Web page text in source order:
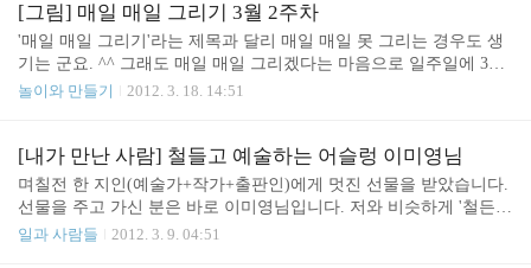
반납기계에 책을 올려 놓고 도서대출카드만 찍은면 끝! 반납도 마찬
가지 순서로 이루어 집니다. 저는 어린이책 코너에 가면 항상 부러운
것이 있으니 바로 이 독서 통장. 자신이 읽는 책들이 이곳에 빼곡하
안 만들어 주나요?'라고 물어 보려다가 아내가 말려서 참았습니다.
[그림] 매일 매일 그리기 3월 2주차
'매일 매일 그리기'라는 제목과 달리 매일 매일 못 그리는 경우도 생
기는 군요. ^^ 그래도 매일 매일 그리겠다는 마음으로 일주일에 3~4
장은 그립니다. 3월 2주차까지의 그림들 사연과 함께 소개합니다. 20
구공만큼 큰 먼지 뭉치가 나온다. 이 먼지가 전부 우리집에 있었단
말이냐? 다음부터는 야구공 크기가 되면 비워야겠다. 매일 매일 청
소해도 먼지가 이렇게 생기는데 가끔씩 청소하면 먼지가 전부 뱃속
창고 구석에 쳐 박혀 있던 바람 빠진 축구공. 비상계단 난간에 메달
놀이와 만들기 2012. 3. 18. 14:51
[내가 만난 사람] 철들고 예술하는 어슬렁 이미영님
며칠전 한 지인(예술가+작가+출판인)에게 멋진 선물을 받았습니다.
선물을 주고 가신 분은 바로 이미영님입니다. 저와 비슷하게 '철든
후 예술을 시작한' 분이자 일상예술과 열린공동체의 힘을 믿으며 독
일과 사람들 2012. 3. 9. 04:51